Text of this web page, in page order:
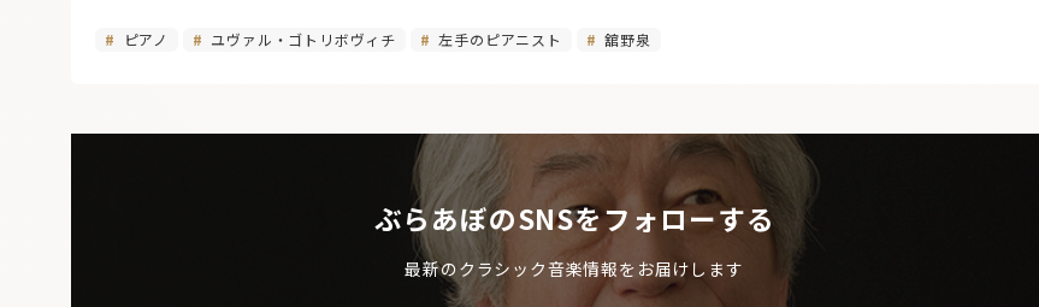
ピアノ ユヴァル・ゴトリボヴィチ 左手のピアニスト 舘野泉
ぶらあぼのSNSをフォローする
最新のクラシック音楽情報をお届けします